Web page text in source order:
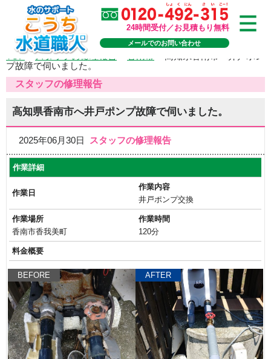
24時間受付／お見積もり無料
メールでのお問い合わせ
TOP>スタッフの修理報告
プ故障で伺いました。
スタッフの修理報告
高知県香南市へ井戸ポンプ故障で伺いました。
2025年06月30日 スタッフの修理報告
作業詳細
作業日
作業内容
井戸ポンプ交換
作業場所
香南市香我美町
作業時間
120分
料金概要
BEFORE AFTER